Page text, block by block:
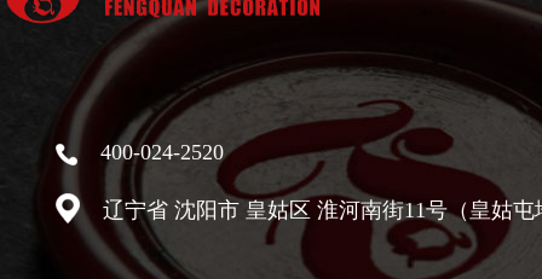
400-024-2520
辽宁省 沈阳市 皇姑区 淮河南街11号（皇姑